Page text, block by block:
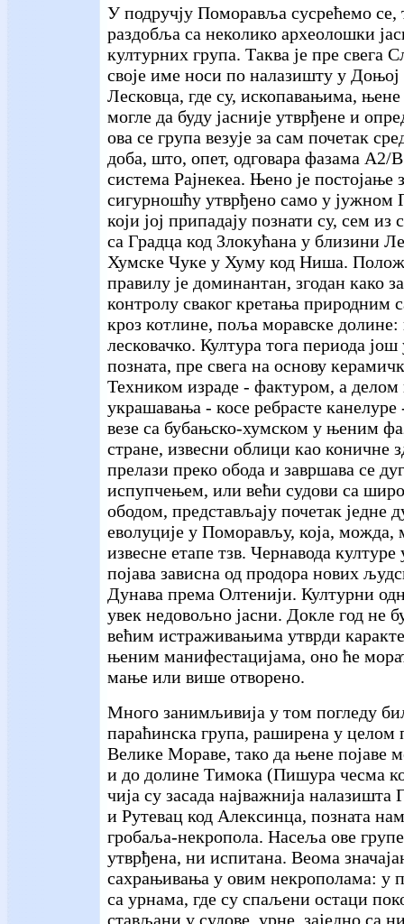
У подручју Поморавља сусрећемо се,
раздобља са неколико археолошки
културних група. Таква је пре свега
своје име носи по налазишту у
Лесковца, где су, ископавањима, њене
могле да буду јасније утврђене и
ова се група везује за сам почетак
доба, што, опет, одговара фазама А2/
система Рајнекеа. Њено је постојање
сигурношћу утврђено само у јужном
који јој припадају познати су, сем
са Градца код Злокућана у близини
Хумске Чуке у Хуму код Ниша.
правилу је доминантан, згодан како
контролу сваког кретања природним
кроз котлине, поља моравске
лесковачко. Култура тога периода
позната, пре свега на основу
Техником израде - фактуром, а
украшавања - косе ребрасте канелуре
везе са бубањско-хумском у њеним
стране, извесни облици као коничне
прелази преко обода и завршава се
испупчењем, или већи судови са
ободом, представљају почетак једне
еволуције у Поморављу, која, можда,
извесне етапе тзв. Чернавода културе
појава зависна од продора нових
Дунава према Олтенији. Културни
увек недовољно јасни. Докле год не
већим истраживањима утврди
њеним манифестацијама, оно ће
мање или више отворено.
Много занимљивија у том погледу
параћинска група, раширена у целом
Велике Мораве, тако да њене појаве
и до долине Тимока (Пишура чесма
чија су засада најважнија
и Рутевац код Алексинца, позната
гробаља-некропола. Насеља ове
утврђена, ни испитана. Веома
сахрањивања у овим некрополама: у
са урнама, где су спаљени остаци
стављани у судове, урне, заједно са